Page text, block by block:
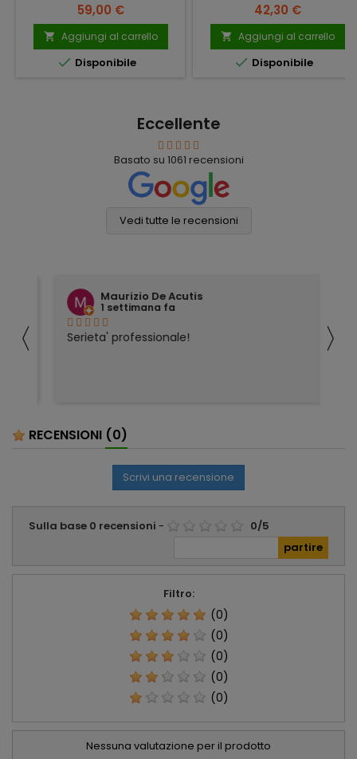
Prezzo
59,00 €
 Aggiungi al carrello
 Disponibile
Prezzo
42,30 €
 Aggiungi al carrello
 Disponibile
Eccellente
Basato su 1061 recensioni
Vedi tutte le recensioni
〈
Maurizio De Acutis
1 settimana fa
Serieta' professionale! 〉
RECENSIONI (0)
Scrivi una recensione
Sulla base 0 recensioni - 0/5
Filtro:
(0)
(0)
(0)
(0)
(0)
Nessuna valutazione per il prodotto